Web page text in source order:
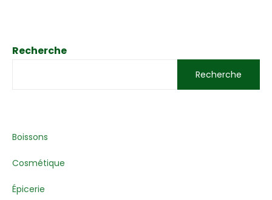
Recherche
Recherche
Boissons
Cosmétique
Épicerie